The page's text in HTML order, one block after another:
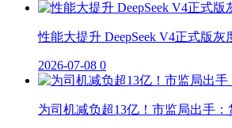
性能大提升 DeepSeek V4正式版灰
2026-07-08 0
为司机减负超13亿！市监局出手